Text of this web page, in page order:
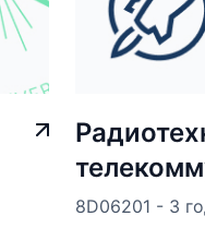
8D06201 - 3